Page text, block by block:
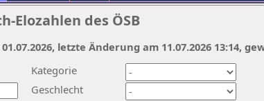
Elozahlen des ÖSB
Kategorie
Geschlecht
letzte Änderung am 11.07.2026 13:14,